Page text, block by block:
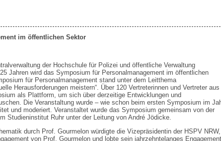
im öffentlichen Sektor
der Hochschule für Polizei und öffentliche Verwaltung
Jahren wird das Symposium für Personalmanagement im öffentlichen
für Personalmanagement stand unter dem Leitthema
Herausforderungen meistern“. Über 120 Vertreterinnen und Vertreter aus
als Plattform, um sich über derzeitige Entwicklungen und
Die Veranstaltung wurde – wie schon beim ersten Symposium im
und moderiert. Veranstaltet wurde das Symposium gemeinsam von der
Studieninstitut Ruhr unter der Leitung von André Jödicke.
durch Prof. Gourmelon würdigte die Vizepräsidentin der HSPV NRW,
von Prof. Gourmelon und lobte sein jahrzehntelanges Engagement